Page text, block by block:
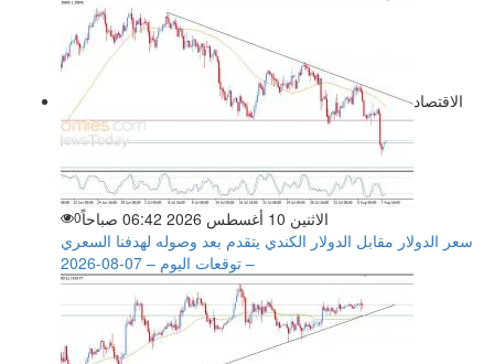
الاقتصاد
الاثنين 10 أغسطس 2026 06:42 صباحاً 0
سعر الدولار مقابل الدولار الكندي يتقدم بعد وصوله لهدفنا السعري
– توقعات اليوم – 07-08-2026